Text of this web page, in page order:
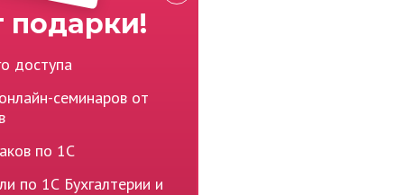
подарки!
доступа
семинаров от
по 1С
по 1С Бухгалтерии и